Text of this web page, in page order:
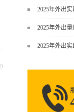
2025年外出实
2025年外出量
2025年外出实